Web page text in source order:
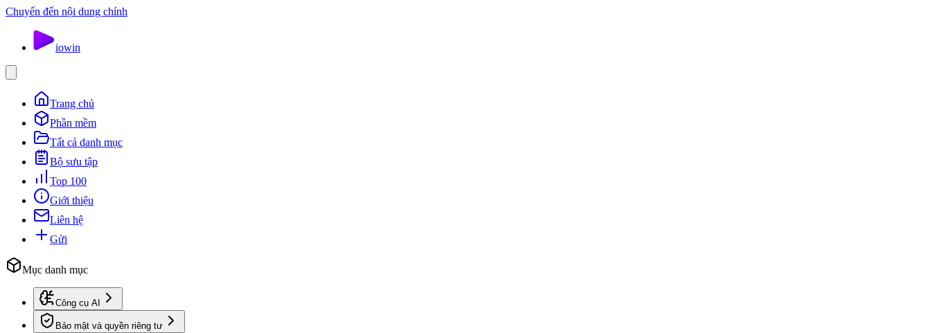
Chuyển đến nội dung chính
iowin
Trang chủ
Phần mềm
Tất cả danh mục
Bộ sưu tập
Top 100
Giới thiệu
Liên hệ
Gửi
Mục danh mục
Công cụ AI
Bảo mật và quyền riêng tư